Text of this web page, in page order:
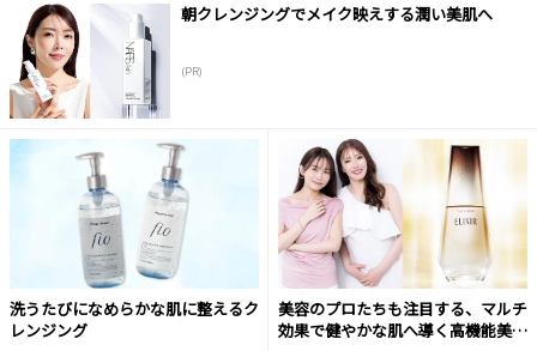
朝クレンジングでメイク映えする潤い美肌へ
(PR)
洗うたびになめらかな肌に整えるク
レンジング
美容のプロたちも注目する、マルチ
効果で健やかな肌へ導く高機能美容